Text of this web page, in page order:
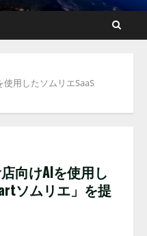
用したソムリエSaaS
向けAIを使用し
ソムリエ」を提